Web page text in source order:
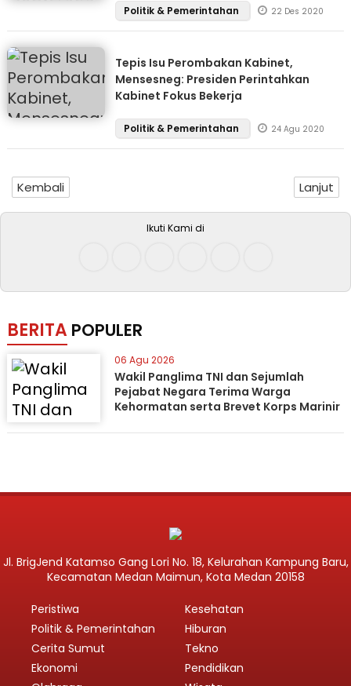
Politik & Pemerintahan 22 Des 2020
Tepis Isu Perombakan Kabinet,
Mensesneg: Presiden Perintahkan
Kabinet Fokus Bekerja
Politik & Pemerintahan 24 Agu 2020
Kembali Lanjut
Ikuti Kami di
BERITA POPULER
06 Agu 2026
Wakil Panglima TNI dan Sejumlah
Pejabat Negara Terima Warga
Kehormatan serta Brevet Korps Marinir
Jl. BrigJend Katamso Gang Lori No. 18, Kelurahan Kampung Baru,
Kecamatan Medan Maimun, Kota Medan 20158
Peristiwa
Politik & Pemerintahan
Cerita Sumut
Ekonomi
Kesehatan
Hiburan
Tekno
Pendidikan